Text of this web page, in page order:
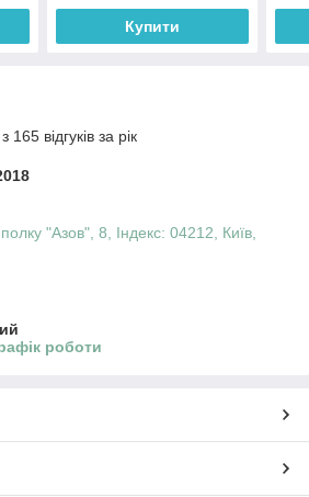
Купити
відгуків за рік
"Азов", 8, Індекс: 04212, Київ,
роботи